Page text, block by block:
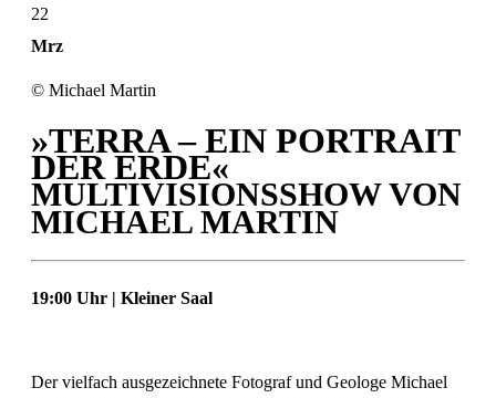
22
Mrz
© Michael Martin
»TERRA – EIN PORTRAIT
DER ERDE«
MULTIVISIONSSHOW VON
MICHAEL MARTIN
19:00 Uhr | Kleiner Saal
Der vielfach ausgezeichnete Fotograf und Geologe Michael